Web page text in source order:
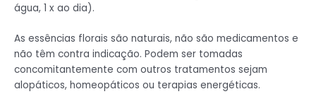
água, 1 x ao dia).
As essências florais são naturais, não são medicamentos e
não têm contra indicação. Podem ser tomadas
concomitantemente com outros tratamentos sejam
alopáticos, homeopáticos ou terapias energéticas.